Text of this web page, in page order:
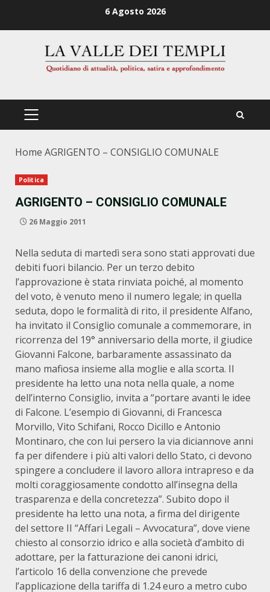
6 Agosto 2026
PRIMÄRES
Home AGRIGENTO – CONSIGLIO COMUNALE
Politica
AGRIGENTO – CONSIGLIO COMUNALE
26 Maggio 2011
Nella seduta di martedì sera sono stati approvati due
debiti fuori bilancio. Per un terzo debito
l’approvazione è stata rinviata poiché, al momento
del voto, è venuto meno il numero legale; in quella
seduta, dopo le formalità di rito, il presidente Alfano,
ha invitato il Consiglio comunale a commemorare, in
ricorrenza del 19° anniversario della morte, il giudice
Giovanni Falcone, barbaramente assassinato da
mano mafiosa insieme alla moglie e alla scorta. Il
presidente ha letto una nota nella quale, a nome
dell’interno Consiglio, invita a “portare avanti le idee
di Falcone. L’esempio di Giovanni, di Francesca
Morvillo, Vito Schifani, Rocco Dicillo e Antonio
Montinaro, che con lui persero la via diciannove anni
fa per difendere i più alti valori dello Stato, ci devono
spingere a concludere il lavoro allora intrapreso e da
molti coraggiosamente condotto all’insegna della
trasparenza e della concretezza”. Subito dopo il
presidente ha letto una nota, a firma del dirigente
del settore II “Affari Legali – Avvocatura”, dove viene
chiesto al consorzio idrico e alla società d’ambito di
adottare, per la fatturazione dei canoni idrici,
l’articolo 16 della convenzione che prevede
l’applicazione della tariffa di 1.24 euro a metro cubo